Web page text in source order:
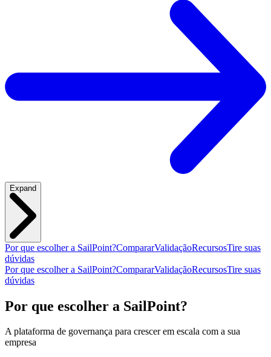
Expand
Por que escolher a SailPoint?CompararValidaçãoRecursosTire suas
dúvidas
Por que escolher a SailPoint?CompararValidaçãoRecursosTire suas
dúvidas
Por que escolher a SailPoint?
A plataforma de governança para crescer em escala com a sua
empresa